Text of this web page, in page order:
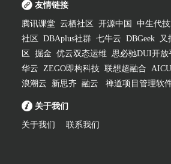
友情链接
腾讯课堂 云栖社区 开源中国 中生代
社区
DBAplus社群 七牛云 DBGeek 又
区
掘金 优云双态运维 思必驰DUI开放
华云 ZEGO即构科技 联想超融合
浪潮云
新思齐 融云 禅道项目管理软
关于我们
关于我们 联系我们